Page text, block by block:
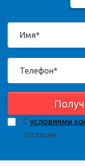
С условиями
согласен